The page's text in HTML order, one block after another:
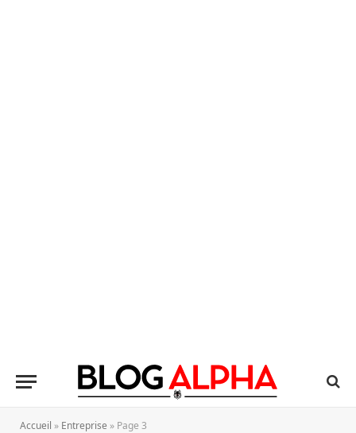
Accueil » Entreprise » Page 3